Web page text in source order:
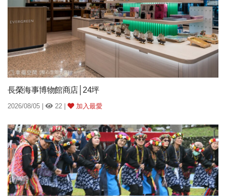
長榮海事博物館商店│24坪
2026/08/05 | 22 | 加入最愛